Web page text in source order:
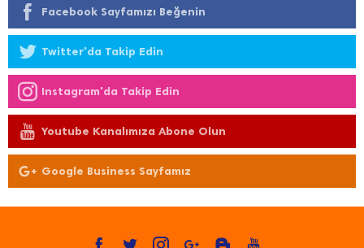
Facebook Sayfamızı Beğenin
Twitter'da Takip Edin
Instagram'da Takip Edin
Youtube Kanalımıza Abone Olun
Google Business Sayfamız